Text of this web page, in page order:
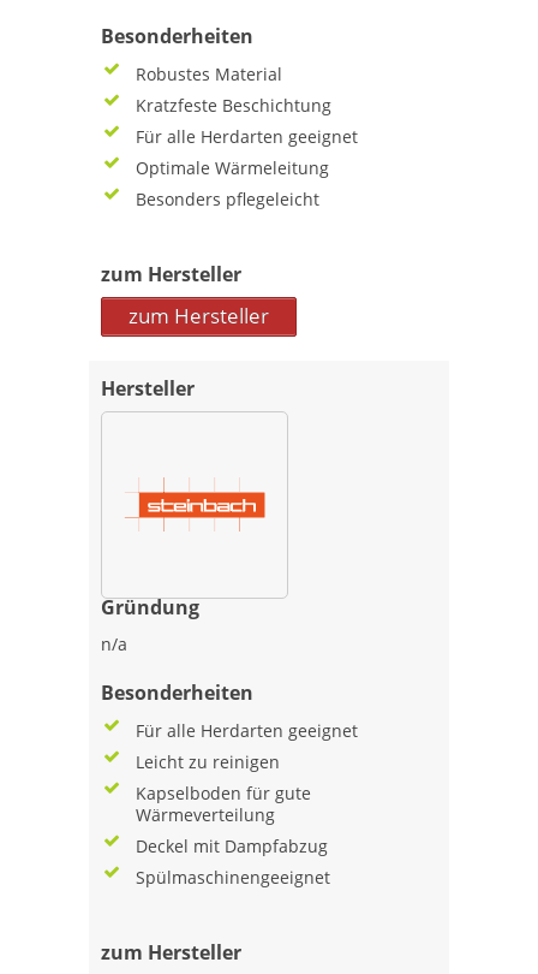
Besonderheiten
Robustes Material
Kratzfeste Beschichtung
Für alle Herdarten geeignet
Optimale Wärmeleitung
Besonders pflegeleicht
zum Hersteller
zum Hersteller
Hersteller
Gründung
n/a
Besonderheiten
Für alle Herdarten geeignet
Leicht zu reinigen
Kapselboden für gute
Wärmeverteilung
Deckel mit Dampfabzug
Spülmaschinengeeignet
zum Hersteller